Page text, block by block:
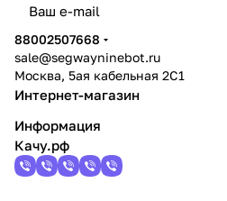
88002507668
sale@segwayninebot.ru
Москва, 5ая кабельная 2С1
Интернет-магазин
Информация
Качу.рф